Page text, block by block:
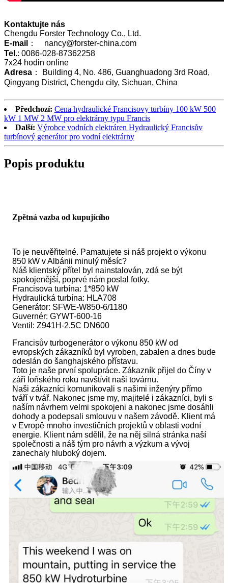
Kontaktujte nás
Chengdu Forster Technology Co., Ltd.
E-mail
： nancy@forster-china.com
Tel.: 0086-028-87362258
7x24 hodin online
Adresa ： Building 4, No. 486, Guanghuadong 3rd Road,
Qingyang District, Chengdu city, Sichuan, China
Předchozí: Cena hydraulické Francisovy turbíny 100 kW 500
kW 1 MW 2 MW pro elektrárny typu Francis
Další: Výrobce vodních elektráren Hydraulický Francisův
turbínový generátor pro vodní elektrárny
Popis produktu
Zpětná vazba od kupujícího
To je neuvěřitelné. Pamatujete si náš projekt o výkonu
850 kW v Albánii minulý měsíc?
Náš klientský přítel byl nainstalován, zdá se být
spokojenější, poprvé nám poslal fotky.
Francisova turbína: 1*850 kW
Hydraulická turbína: HLA708
Generátor: SFWE-W850-6/1180
Guvernér: GYWT-600-16
Ventil: Z941H-2.5C DN600
Francisův turbogenerátor o výkonu 850 kW od
evropských zákazníků byl vyroben, zabalen a dnes bude
odeslán do šanghajského přístavu.
Toto je naše první spolupráce. Zákazník přijel do Číny v
září loňského roku navštívit naši továrnu.
Naši zákazníci komunikovali s našimi inženýry přímo
tváří v tvář. Nakonec jsme my, majitelé i zákazníci, byli s
naším návrhem velmi spokojeni a nakonec jsme dosáhli
dohody a podepsali smlouvu v našem závodě. Klient má
v Evropě mnoho investičních projektů v oblasti vodní
energie. Klient nám sdělil, že na něj silná stránka naší
společnosti a náš tým pro návrh a výzkum a vývoj
zanechaly hluboký dojem.